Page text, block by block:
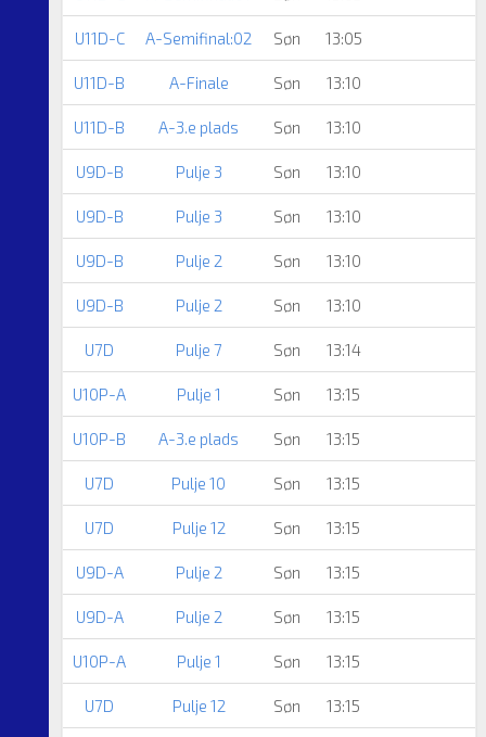
U11D-C A-Semifinal:02 Søn 13:05
U11D-B A-Finale Søn 13:10
U11D-B A-3.e plads Søn 13:10
U9D-B Pulje 3 Søn 13:10
U9D-B Pulje 3 Søn 13:10
U9D-B Pulje 2 Søn 13:10
U9D-B Pulje 2 Søn 13:10
U7D Pulje 7 Søn 13:14
U10P-A Pulje 1 Søn 13:15
U10P-B A-3.e plads Søn 13:15
U7D Pulje 10 Søn 13:15
U7D Pulje 12 Søn 13:15
U9D-A Pulje 2 Søn 13:15
U9D-A Pulje 2 Søn 13:15
U10P-A Pulje 1 Søn 13:15
U7D Pulje 12 Søn 13:15